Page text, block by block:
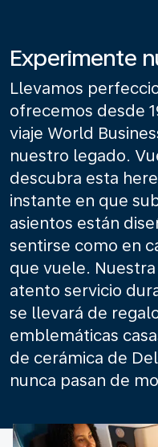
Experimente
Llevamos
ofrecemos desde
viaje World
nuestro legado.
descubra esta
instante en que
asientos están
sentirse como en
que vuele.
atento servicio
se llevará de
emblemáticas
de cerámica de
nunca pasan de